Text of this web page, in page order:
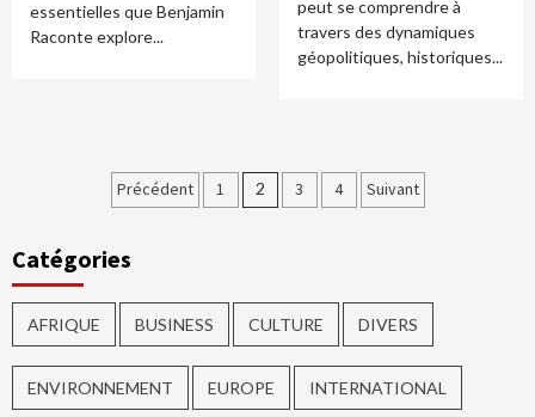
essentielles que Benjamin
Raconte explore...
peut se comprendre à
travers des dynamiques
géopolitiques, historiques...
Précédent 1 2 3 4 Suivant
Catégories
AFRIQUE BUSINESS CULTURE DIVERS
ENVIRONNEMENT EUROPE INTERNATIONAL